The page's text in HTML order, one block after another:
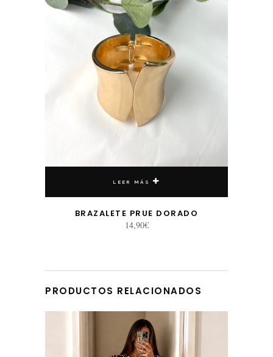
LEER MÁS
BRAZALETE PRUE DORADO
14,90€
PRODUCTOS RELACIONADOS